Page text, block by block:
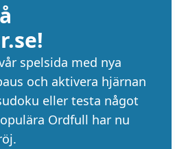
spelsida med nya
och aktivera hjärnan
eller testa något
Ordfull har nu